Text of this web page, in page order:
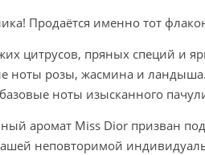
Продаётся именно тот
цитрусов, пряных специй и
ноты розы, жасмина и
ноты изысканного
аромат Miss Dior призван
неповторимой